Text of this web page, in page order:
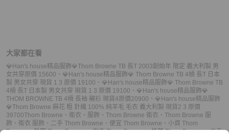
大家都在看
💎Han's house精品服飾💎Thom Browne TB 長T 2003創始年 限定 義大利製 男
女共穿原價 15600 、 💎Han's house精品服飾💎 Thom Browne TB 4槓 長T 日本
製 男女共穿 現貨 1 3 原價 19100 、 💎Han's house精品服飾💎 Thom Browne TB
4槓 長T 日本製 男女共穿 現貨 1 3 原價 19100 、 💎Han's house精品服飾💎
THOM BROWNE TB 4槓 長袖 襯衫 現貨4原價20900 、 💎Han's house精品服飾
💎Thom Browne 麻花 粗 針織 100% 純羊毛 毛衣 義大利製 現貨2 3 原價
39700Thom Browne 、 衛衣 、 服飾 、 Thom Browne 衛衣 、 Thom Browne 服
飾 、 衛衣 服飾 、 二手 Thom Browne 、 便宜 Thom Browne 、 小資 Thom
Browne、熱門 Thom Browne、中古 Thom Browne、推薦 Thom Browne、二手